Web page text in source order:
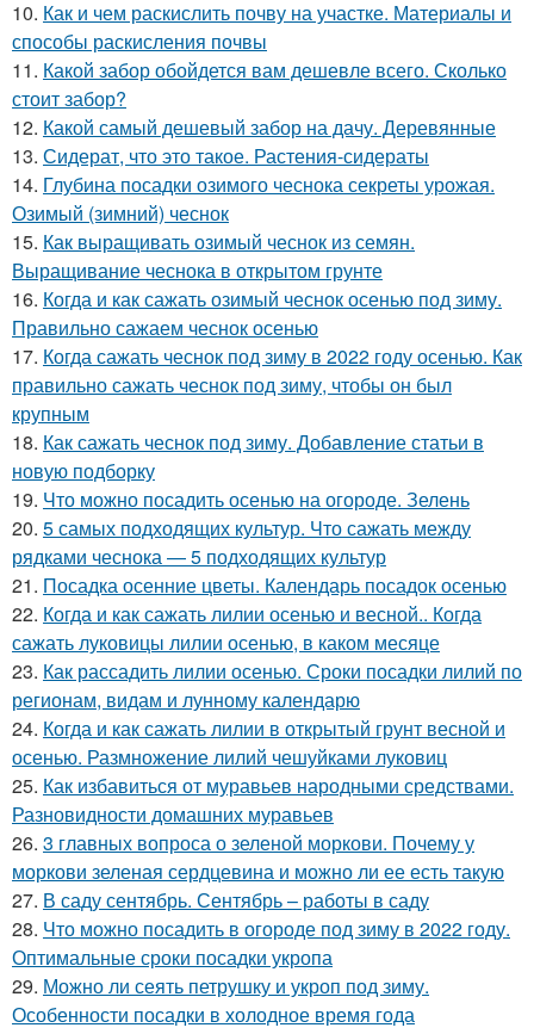
10. Как и чем раскислить почву на участке. Материалы и
способы раскисления почвы
11. Какой забор обойдется вам дешевле всего. Сколько
стоит забор?
12. Какой самый дешевый забор на дачу. Деревянные
13. Сидерат, что это такое. Растения-сидераты
14. Глубина посадки озимого чеснока секреты урожая.
Озимый (зимний) чеснок
15. Как выращивать озимый чеснок из семян.
Выращивание чеснока в открытом грунте
16. Когда и как сажать озимый чеснок осенью под зиму.
Правильно сажаем чеснок осенью
17. Когда сажать чеснок под зиму в 2022 году осенью. Как
правильно сажать чеснок под зиму, чтобы он был
крупным
18. Как сажать чеснок под зиму. Добавление статьи в
новую подборку
19. Что можно посадить осенью на огороде. Зелень
20. 5 самых подходящих культур. Что сажать между
рядками чеснока — 5 подходящих культур
21. Посадка осенние цветы. Календарь посадок осенью
22. Когда и как сажать лилии осенью и весной.. Когда
сажать луковицы лилии осенью, в каком месяце
23. Как рассадить лилии осенью. Сроки посадки лилий по
регионам, видам и лунному календарю
24. Когда и как сажать лилии в открытый грунт весной и
осенью. Размножение лилий чешуйками луковиц
25. Как избавиться от муравьев народными средствами.
Разновидности домашних муравьев
26. 3 главных вопроса о зеленой моркови. Почему у
моркови зеленая сердцевина и можно ли ее есть такую
27. В саду сентябрь. Сентябрь – работы в саду
28. Что можно посадить в огороде под зиму в 2022 году.
Оптимальные сроки посадки укропа
29. Можно ли сеять петрушку и укроп под зиму.
Особенности посадки в холодное время года